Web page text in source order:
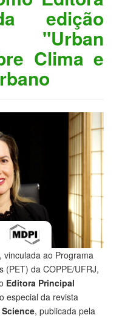
edição
"Urban
Clima e
, vinculada ao Programa
(PET) da COPPE/UFRJ,
Editora Principal
especial da revista
, publicada pela